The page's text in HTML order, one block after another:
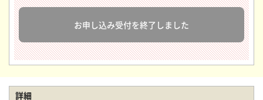
お申し込み受付を終了しました
詳細